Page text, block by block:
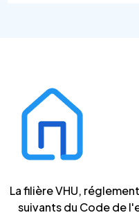
La filière VHU,
suivants du Code de